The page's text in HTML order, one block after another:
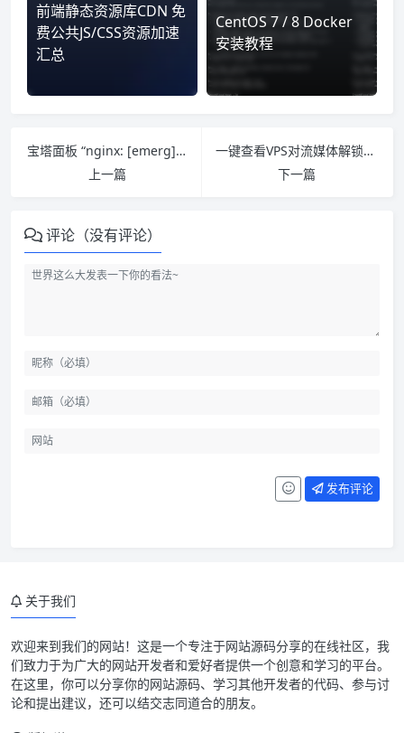
前端静态资源库CDN 免
费公共JS/CSS资源加速
汇总
CentOS 7 / 8 Docker
安装教程
宝塔面板 “nginx: [emerg] open()” 问题解决方法一览
上一篇
一键查看VPS对流媒体解锁情况脚本
下一篇
评论（没有评论）
发布评论
关于我们
欢迎来到我们的网站！这是一个专注于网站源码分享的在线社区，我
们致力于为广大的网站开发者和爱好者提供一个创意和学习的平台。
在这里，你可以分享你的网站源码、学习其他开发者的代码、参与讨
论和提出建议，还可以结交志同道合的朋友。